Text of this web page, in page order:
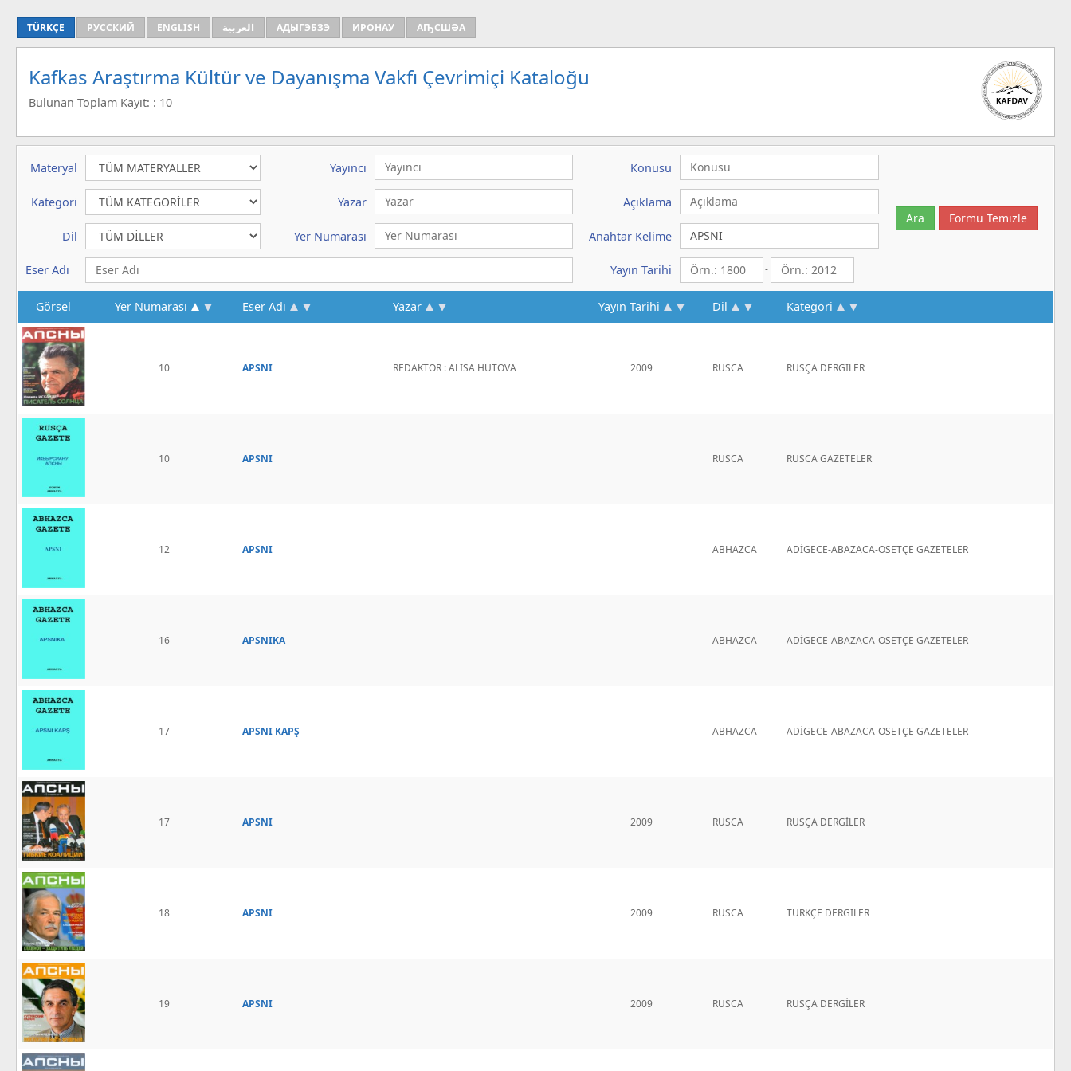
TÜRKÇE РУССКИЙ ENGLISH العربية АДЫГЭБЗЭ ИРОНАУ АҦСШӘА
Kafkas Araştırma Kültür ve Dayanışma Vakfı Çevrimiçi Kataloğu
Bulunan Toplam Kayıt: : 10
Materyal Yayıncı Konusu
Kategori Yazar Açıklama
Dil Yer Numarası Anahtar Kelime
Eser Adı Yayın Tarihi -
Görsel Yer Numarası Eser Adı Yazar Yayın Tarihi Dil Kategori
10 APSNI REDAKTÖR : ALİSA HUTOVA 2009 RUSCA RUSÇA DERGİLER
10 APSNI RUSCA RUSCA GAZETELER
12 APSNI ABHAZCA ADİGECE-ABAZACA-OSETÇE GAZETELER
16 APSNIKA ABHAZCA ADİGECE-ABAZACA-OSETÇE GAZETELER
17 APSNI KAPŞ ABHAZCA ADİGECE-ABAZACA-OSETÇE GAZETELER
17 APSNI 2009 RUSCA RUSÇA DERGİLER
18 APSNI 2009 RUSCA TÜRKÇE DERGİLER
19 APSNI 2009 RUSCA RUSÇA DERGİLER